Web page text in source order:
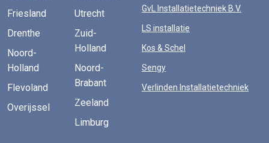
Friesland
Drenthe
Noord-
Holland
Flevoland
Overijssel
Utrecht
Zuid-
Holland
Noord-
Brabant
Zeeland
Limburg
GvL Installatietechniek B.V.
LS installatie
Kos & Schel
Sengy
Verlinden Installatietechniek